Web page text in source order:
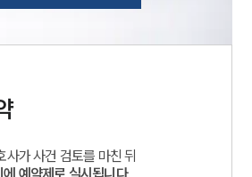
사가 사건 검토를 마친 뒤
예약제로 실시됩니다.